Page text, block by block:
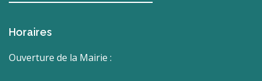
Horaires
Ouverture de la Mairie :